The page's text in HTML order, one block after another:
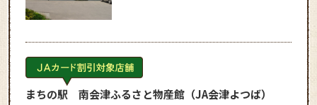
まちの駅 南会津ふるさと物産館（JA会津よつば）